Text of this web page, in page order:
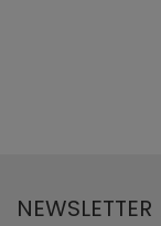
NEWSLETTER